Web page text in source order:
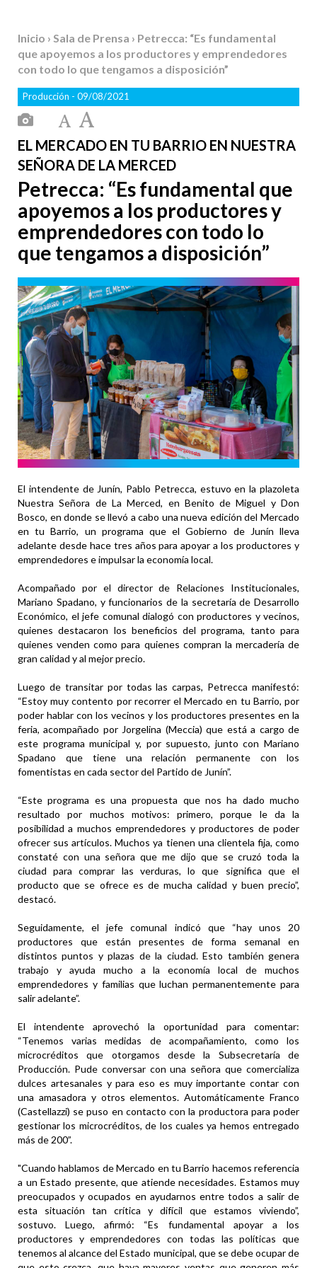
Inicio › Sala de Prensa › Petrecca: “Es fundamental
que apoyemos a los productores y emprendedores
con todo lo que tengamos a disposición”
Producción - 09/08/2021
EL MERCADO EN TU BARRIO EN NUESTRA
SEÑORA DE LA MERCED
Petrecca: “Es fundamental que
apoyemos a los productores y
emprendedores con todo lo
que tengamos a disposición”
El intendente de Junín, Pablo Petrecca, estuvo en la plazoleta
Nuestra Señora de La Merced, en Benito de Miguel y Don
Bosco, en donde se llevó a cabo una nueva edición del Mercado
en tu Barrio, un programa que el Gobierno de Junín lleva
adelante desde hace tres años para apoyar a los productores y
emprendedores e impulsar la economía local.
Acompañado por el director de Relaciones Institucionales,
Mariano Spadano, y funcionarios de la secretaría de Desarrollo
Económico, el jefe comunal dialogó con productores y vecinos,
quienes destacaron los beneficios del programa, tanto para
quienes venden como para quienes compran la mercadería de
gran calidad y al mejor precio.
Luego de transitar por todas las carpas, Petrecca manifestó:
“Estoy muy contento por recorrer el Mercado en tu Barrio, por
poder hablar con los vecinos y los productores presentes en la
feria, acompañado por Jorgelina (Meccia) que está a cargo de
este programa municipal y, por supuesto, junto con Mariano
Spadano que tiene una relación permanente con los
fomentistas en cada sector del Partido de Junín”.
“Este programa es una propuesta que nos ha dado mucho
resultado por muchos motivos: primero, porque le da la
posibilidad a muchos emprendedores y productores de poder
ofrecer sus artículos. Muchos ya tienen una clientela fija, como
constaté con una señora que me dijo que se cruzó toda la
ciudad para comprar las verduras, lo que significa que el
producto que se ofrece es de mucha calidad y buen precio”,
destacó.
Seguidamente, el jefe comunal indicó que “hay unos 20
productores que están presentes de forma semanal en
distintos puntos y plazas de la ciudad. Esto también genera
trabajo y ayuda mucho a la economía local de muchos
emprendedores y familias que luchan permanentemente para
salir adelante”.
El intendente aprovechó la oportunidad para comentar:
“Tenemos varias medidas de acompañamiento, como los
microcréditos que otorgamos desde la Subsecretaría de
Producción. Pude conversar con una señora que comercializa
dulces artesanales y para eso es muy importante contar con
una amasadora y otros elementos. Automáticamente Franco
(Castellazzi) se puso en contacto con la productora para poder
gestionar los microcréditos, de los cuales ya hemos entregado
más de 200”.
"Cuando hablamos de Mercado en tu Barrio hacemos referencia
a un Estado presente, que atiende necesidades. Estamos muy
preocupados y ocupados en ayudarnos entre todos a salir de
esta situación tan crítica y difícil que estamos viviendo”,
sostuvo. Luego, afirmó: “Es fundamental apoyar a los
productores y emprendedores con todas las políticas que
tenemos al alcance del Estado municipal, que se debe ocupar de